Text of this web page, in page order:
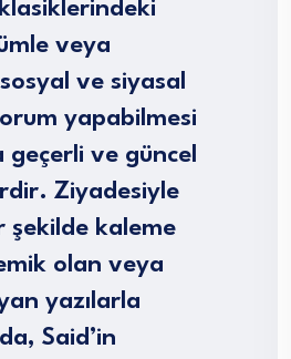
veya
ve siyasal
yapabilmesi
geçerli ve güncel
Ziyadesiyle
şekilde kaleme
olan veya
yazılarla
Said’in